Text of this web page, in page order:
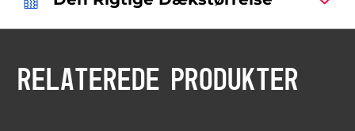
RELATEREDE PRODUKTER